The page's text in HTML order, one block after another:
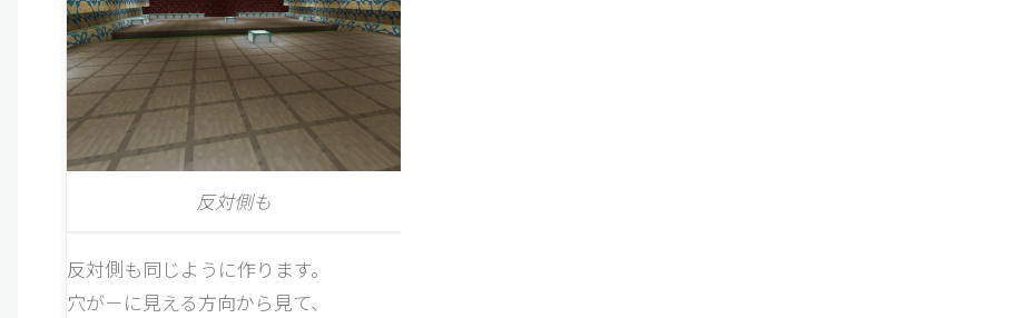
反対側も
反対側も同じように作ります。
穴が－に見える方向から見て、